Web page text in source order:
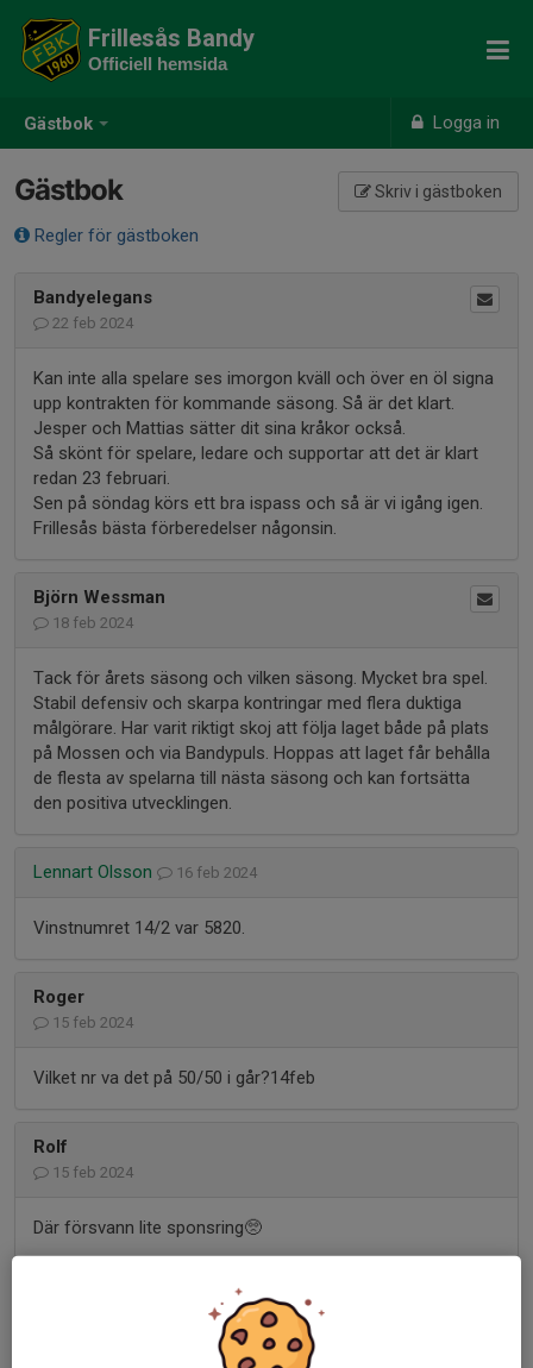
Gästbok Logga in
Frillesås Bandy
Officiell hemsida
Gästbok Skriv i gästboken
Regler för gästboken
Bandyelegans
22 feb 2024
Kan inte alla spelare ses imorgon kväll och över en öl signa
upp kontrakten för kommande säsong. Så är det klart.
Jesper och Mattias sätter dit sina kråkor också.
Så skönt för spelare, ledare och supportar att det är klart
redan 23 februari.
Sen på söndag körs ett bra ispass och så är vi igång igen.
Frillesås bästa förberedelser någonsin.
Björn Wessman
18 feb 2024
Tack för årets säsong och vilken säsong. Mycket bra spel.
Stabil defensiv och skarpa kontringar med flera duktiga
målgörare. Har varit riktigt skoj att följa laget både på plats
på Mossen och via Bandypuls. Hoppas att laget får behålla
de flesta av spelarna till nästa säsong och kan fortsätta
den positiva utvecklingen.
Lennart Olsson 16 feb 2024
Vinstnumret 14/2 var 5820.
Roger
15 feb 2024
Vilket nr va det på 50/50 i går?14feb
Rolf
15 feb 2024
Där försvann lite sponsring🥺
14 feb 2024
Tyvärr gäller inte fribiljetterna i kväll utan de gäller enbart